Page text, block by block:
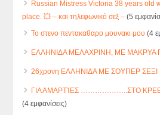
Russian Mistress Victoria 38 years old
place. 💥 – και τηλεφωνικό σεξ – (5
Το στενο πεντακαθαρο μουνακι μου (4
ΕΛΛΗΝΙΔΑ ΜΕΛΑΧΡΙΝΗ, ΜΕ ΜΑΚΡΥΑ
26χρονη ΕΛΛΗΝΙΔΑ ΜΕ ΣΟΥΠΕΡ ΣΕΞΙ
ΓΙΑ ΑΜΑΡΤΊΕΣ ………………..ΣΤΟ
(4 εμφανίσεις)